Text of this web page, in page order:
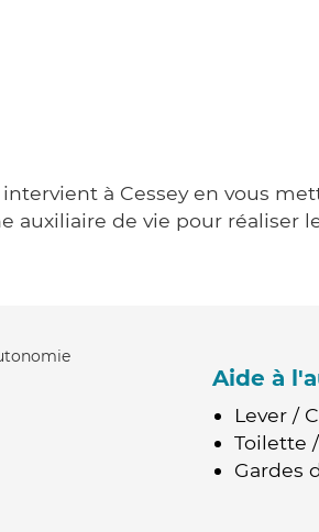
intervient à Cessey en vous
auxiliaire de vie pour réaliser
Aide à
Lever /
Toilette
Gardes